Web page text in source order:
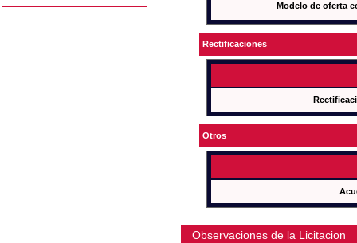
Modelo de oferta
Rectificaciones
Otros
Observaciones de la Licitacion